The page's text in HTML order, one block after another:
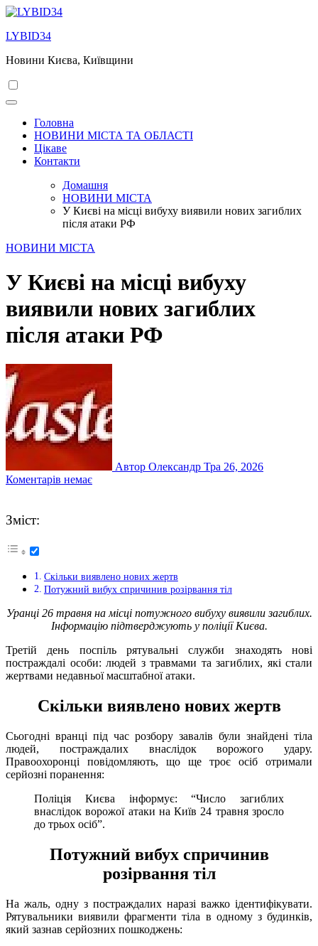
Перейти
вмісту
LYBID34
Новини Києва, Київщини
Головна
НОВИНИ МІСТА ТА ОБЛАСТІ
Цікаве
Контакти
Домашня
НОВИНИ МІСТА
У Києві на місці вибуху виявили нових загиблих
після атаки РФ
НОВИНИ МІСТА
У Києві на місці вибуху
виявили нових загиблих
після атаки РФ
Автор Олександр Тра 26, 2026
Коментарів немає
Зміст:
Скільки виявлено нових жертв
Потужний вибух спричинив розірвання тіл
Уранці 26 травня на місці потужного вибуху виявили загиблих.
Інформацію підтверджують у поліції Києва.
Третій день поспіль рятувальні служби знаходять нові
постраждалі особи: людей з травмами та загиблих, які стали
жертвами недавньої масштабної атаки.
Скільки виявлено нових жертв
Сьогодні вранці під час розбору завалів були знайдені тіла
людей, постраждалих внаслідок ворожого удару.
Правоохоронці повідомляють, що ще троє осіб отримали
серйозні поранення:
Поліція Києва інформує: “Число загиблих
внаслідок ворожої атаки на Київ 24 травня зросло
до трьох осіб”.
Потужний вибух спричинив
розірвання тіл
На жаль, одну з постраждалих наразі важко ідентифікувати.
Рятувальники виявили фрагменти тіла в одному з будинків,
який зазнав серйозних пошкоджень: